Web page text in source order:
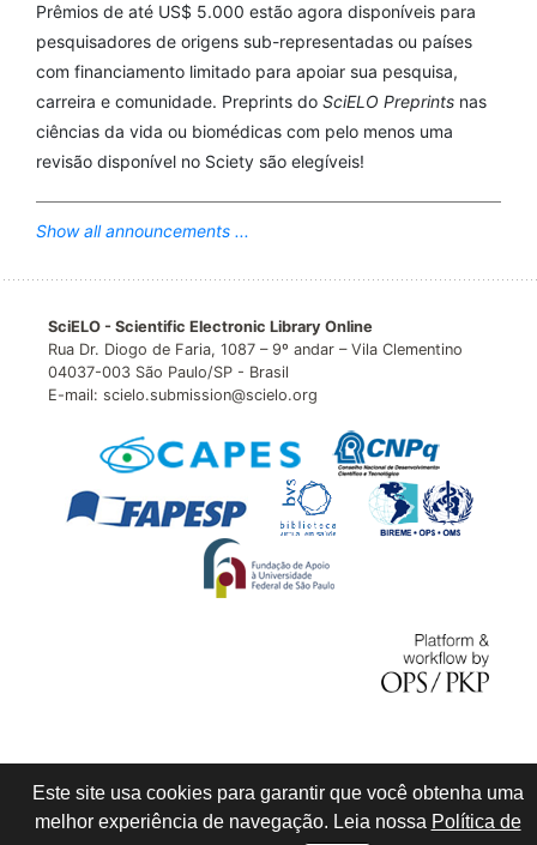
Prêmios de até US$ 5.000 estão agora disponíveis para
pesquisadores de origens sub-representadas ou países
com financiamento limitado para apoiar sua pesquisa,
carreira e comunidade. Preprints do SciELO Preprints nas
ciências da vida ou biomédicas com pelo menos uma
revisão disponível no Sciety são elegíveis!
Show all announcements ...
SciELO - Scientific Electronic Library Online
Rua Dr. Diogo de Faria, 1087 – 9º andar – Vila Clementino
04037-003 São Paulo/SP - Brasil
E-mail: scielo.submission@scielo.org
Este site usa cookies para garantir que você obtenha uma
melhor experiência de navegação. Leia nossa Política de